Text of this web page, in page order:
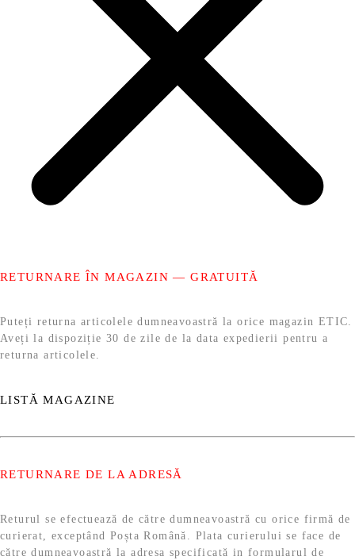
RETURNARE ÎN MAGAZIN — GRATUITĂ
Puteți returna articolele dumneavoastră la orice magazin ETIC.
Aveți la dispoziție 30 de zile de la data expedierii pentru a
returna articolele.
LISTĂ MAGAZINE
RETURNARE DE LA ADRESĂ
Returul se efectuează de către dumneavoastră cu orice firmă de
curierat, exceptând Poșta Română. Plata curierului se face de
către dumneavoastră la adresa specificată in formularul de